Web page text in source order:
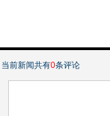
当前新闻共有0条评论